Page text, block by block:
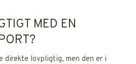
MED EN
direkte lovpligtig, men den er i